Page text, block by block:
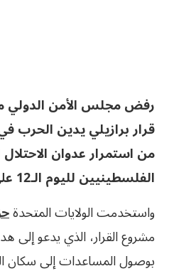
رفض مجلس الأمن الدولي
قرار برازيلي يدين الحرب
من استمرار عدوان
الفلسطينيين لليوم الـ12 على التوالي.
واستخدمت الولايات المتحدة
مشروع القرار، الذي يدعو إلى
بوصول المساعدات إلى سكان